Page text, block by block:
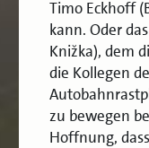
Timo Eckhoff
kann. Oder
Knižka), dem
die Kollegen
zu bewegen
Hoffnung,